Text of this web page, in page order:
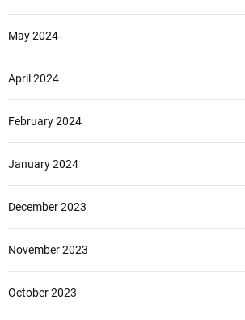
May 2024
April 2024
February 2024
January 2024
December 2023
November 2023
October 2023